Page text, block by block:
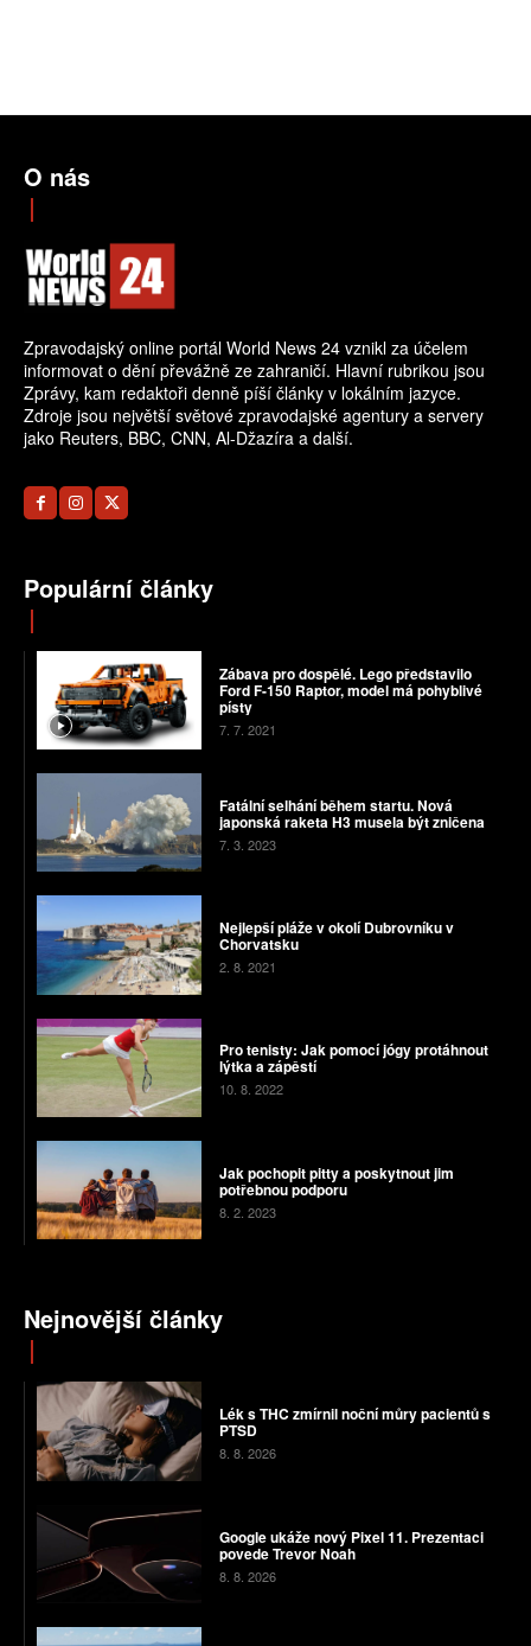
O nás
Zpravodajský online portál World News 24 vznikl za účelem
informovat o dění převážně ze zahraničí. Hlavní rubrikou jsou
Zprávy, kam redaktoři denně píší články v lokálním jazyce.
Zdroje jsou největší světové zpravodajské agentury a servery
jako Reuters, BBC, CNN, Al-Džazíra a další.
Populární články
Zábava pro dospělé. Lego představilo
Ford F-150 Raptor, model má pohyblivé
písty
7. 7. 2021
Fatální selhání během startu. Nová
japonská raketa H3 musela být zničena
7. 3. 2023
Nejlepší pláže v okolí Dubrovníku v
Chorvatsku
2. 8. 2021
Pro tenisty: Jak pomocí jógy protáhnout
lýtka a zápěstí
10. 8. 2022
Jak pochopit pitty a poskytnout jim
potřebnou podporu
8. 2. 2023
Nejnovější články
Lék s THC zmírnil noční můry pacientů s
PTSD
8. 8. 2026
Google ukáže nový Pixel 11. Prezentaci
povede Trevor Noah
8. 8. 2026